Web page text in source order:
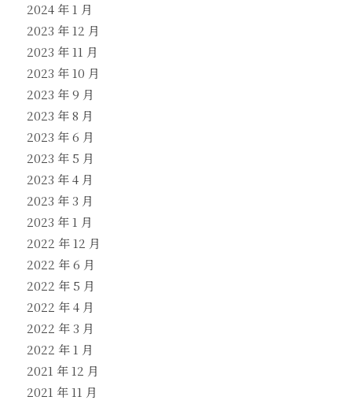
2024 年 1 月
2023 年 12 月
2023 年 11 月
2023 年 10 月
2023 年 9 月
2023 年 8 月
2023 年 6 月
2023 年 5 月
2023 年 4 月
2023 年 3 月
2023 年 1 月
2022 年 12 月
2022 年 6 月
2022 年 5 月
2022 年 4 月
2022 年 3 月
2022 年 1 月
2021 年 12 月
2021 年 11 月